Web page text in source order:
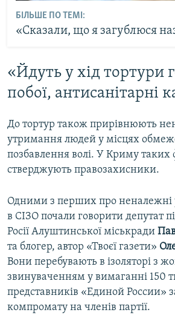
БІЛЬШЕ ПО ТЕМІ:
«Сказали, що я загублюся
«Йдуть у хід тортури
побої, антисанітарні
До тортур також прирівнюють
утримання людей у місцях
позбавлення волі. У Криму таких
стверджують правозахисники.
Одними з перших про
в СІЗО почали говорити депутат
Росії Алуштинської міськради
та блогер, автор «Твоєї газети»
Вони перебувають в ізоляторі з
звинуваченням у вимаганні 150
представників «Единой России»
компромату на членів партії.